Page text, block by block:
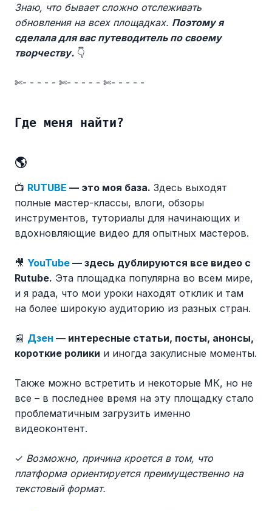
Знаю, что бывает сложно отслеживать
обновления на всех площадках. Поэтому я
сделала для вас путеводитель по своему
творчеству. 👇
✄- - - - - ✄- - - - - ✄- - - - -
Где меня найти?
🌎
📺 RUTUBE — это моя база. Здесь выходят
полные мастер-классы, влоги, обзоры
инструментов, туториалы для начинающих и
вдохновляющие видео для опытных мастеров.
🎥 YouTube — здесь дублируются все видео с
Rutube. Эта площадка популярна во всем мире,
и я рада, что мои уроки находят отклик и там
на более широкую аудиторию из разных стран.
📰 Дзен — интересные статьи, посты, анонсы,
короткие ролики и иногда закулисные моменты.
Также можно встретить и некоторые МК, но не
все – в последнее время на эту площадку стало
проблематичным загрузить именно
видеоконтент.
✓ Возможно, причина кроется в том, что
платформа ориентируется преимущественно на
текстовый формат.